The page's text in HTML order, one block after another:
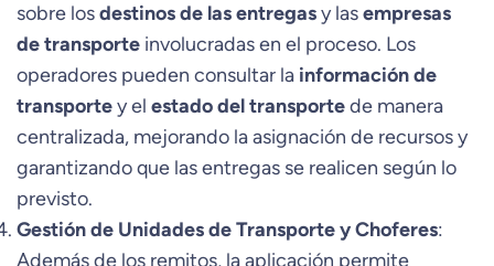
sobre losdestinos de las entregasy lasempresas
de transporte involucradas en el proceso. Los
operadores pueden consultar la información de
transportey el estado del transportede manera
centralizada, mejorando la asignación de recursos y
garantizando que las entregas se realicen según lo
previsto.
Gestión de Unidades de Transporte y Choferes:
Además de los remitos, la aplicación permite